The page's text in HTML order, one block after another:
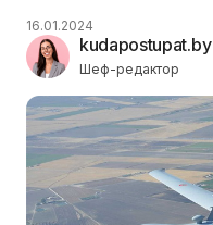
kudapostupat.by
Шеф-редактор
16.01.2024